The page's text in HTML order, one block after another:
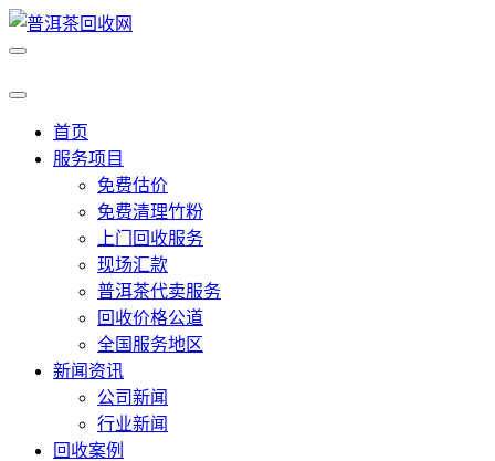
首页
服务项目
免费估价
免费清理竹粉
上门回收服务
现场汇款
普洱茶代卖服务
回收价格公道
全国服务地区
新闻资讯
公司新闻
行业新闻
回收案例